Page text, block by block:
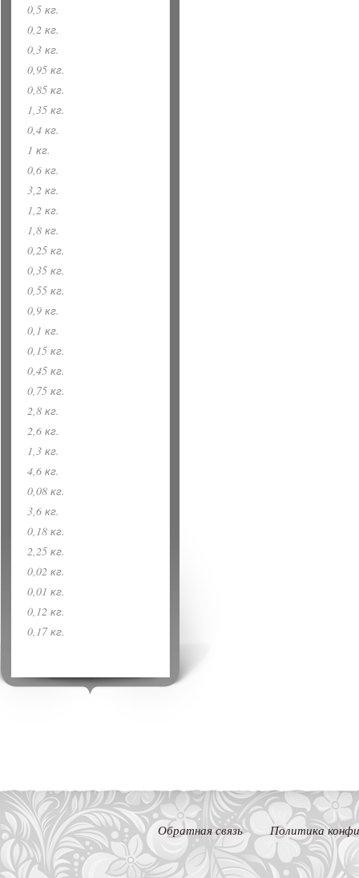
0,5 кг.
0,2 кг.
0,3 кг.
0,95 кг.
0,85 кг.
1,35 кг.
0,4 кг.
1 кг.
0,6 кг.
3,2 кг.
1,2 кг.
1,8 кг.
0,25 кг.
0,35 кг.
0,55 кг.
0,9 кг.
0,1 кг.
0,15 кг.
0,45 кг.
0,75 кг.
2,8 кг.
2,6 кг.
1,3 кг.
4,6 кг.
0,08 кг.
3,6 кг.
0,18 кг.
2,25 кг.
0,02 кг.
0,01 кг.
0,12 кг.
0,17 кг.
Обратная связь Политика